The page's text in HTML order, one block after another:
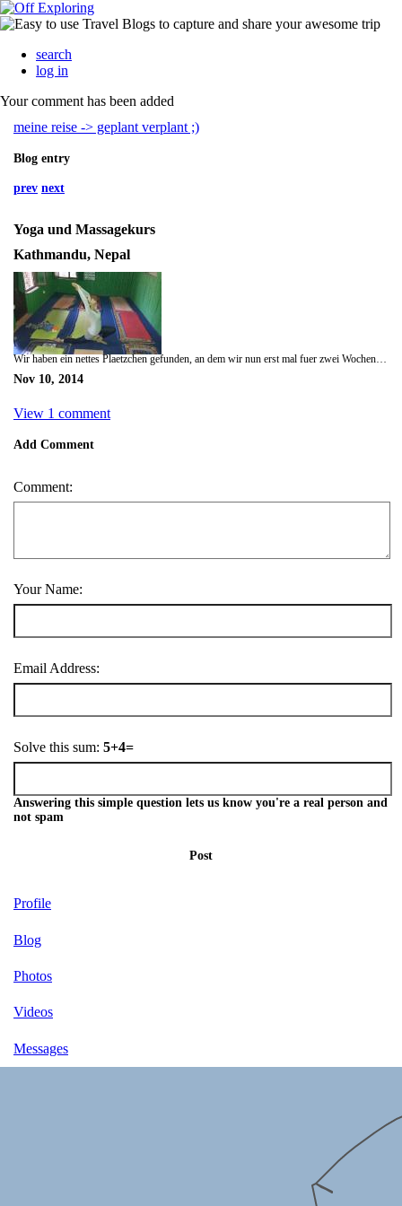
search
log in
Your comment has been added
meine reise -> geplant verplant ;)
Blog entry
prev next
Yoga und Massagekurs
Kathmandu, Nepal
Nov 10, 2014
View 1 comment
Add Comment
Comment:
Your Name:
Email Address:
Solve this sum: 5+4=
Answering this simple question lets us know you're a real person and
not spam
Post
Profile
Blog
Photos
Videos
Messages